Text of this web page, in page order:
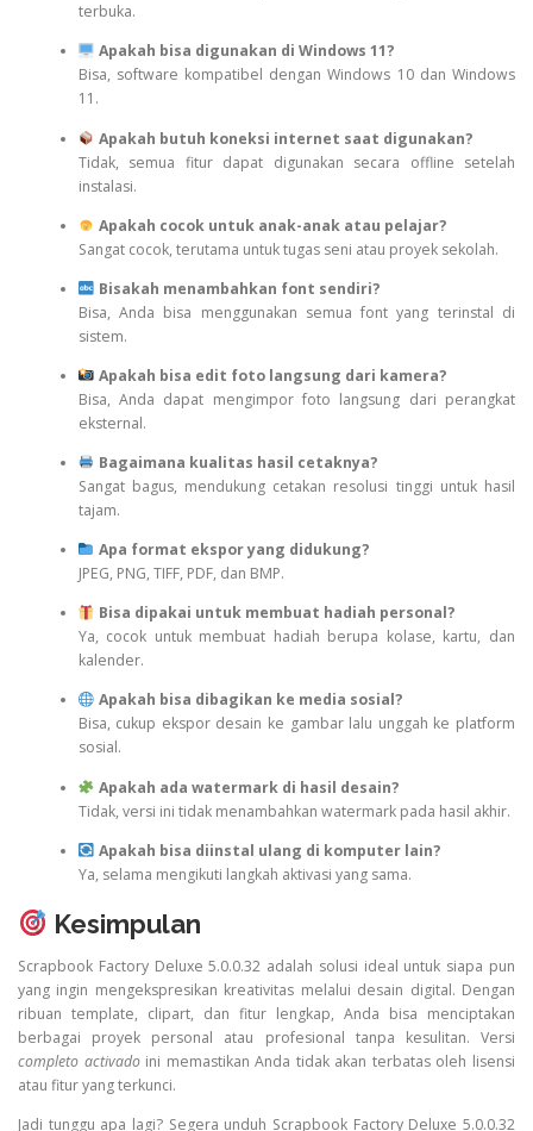
terbuka.
Apakah bisa digunakan di Windows 11?
Bisa, software kompatibel dengan Windows 10 dan Windows
11.
Apakah butuh koneksi internet saat digunakan?
Tidak, semua fitur dapat digunakan secara offline setelah
instalasi.
Apakah cocok untuk anak-anak atau pelajar?
Sangat cocok, terutama untuk tugas seni atau proyek sekolah.
Bisakah menambahkan font sendiri?
Bisa, Anda bisa menggunakan semua font yang terinstal di
sistem.
Apakah bisa edit foto langsung dari kamera?
Bisa, Anda dapat mengimpor foto langsung dari perangkat
eksternal.
Bagaimana kualitas hasil cetaknya?
Sangat bagus, mendukung cetakan resolusi tinggi untuk hasil
tajam.
Apa format ekspor yang didukung?
JPEG, PNG, TIFF, PDF, dan BMP.
Bisa dipakai untuk membuat hadiah personal?
Ya, cocok untuk membuat hadiah berupa kolase, kartu, dan
kalender.
Apakah bisa dibagikan ke media sosial?
Bisa, cukup ekspor desain ke gambar lalu unggah ke platform
sosial.
Apakah ada watermark di hasil desain?
Tidak, versi ini tidak menambahkan watermark pada hasil akhir.
Apakah bisa diinstal ulang di komputer lain?
Ya, selama mengikuti langkah aktivasi yang sama.
Kesimpulan
Scrapbook Factory Deluxe 5.0.0.32 adalah solusi ideal untuk siapa pun
yang ingin mengekspresikan kreativitas melalui desain digital. Dengan
ribuan template, clipart, dan fitur lengkap, Anda bisa menciptakan
berbagai proyek personal atau profesional tanpa kesulitan. Versi
completo activadoini memastikan Anda tidak akan terbatas oleh lisensi
atau fitur yang terkunci.
Jadi tunggu apa lagi? Segera unduh Scrapbook Factory Deluxe 5.0.0.32